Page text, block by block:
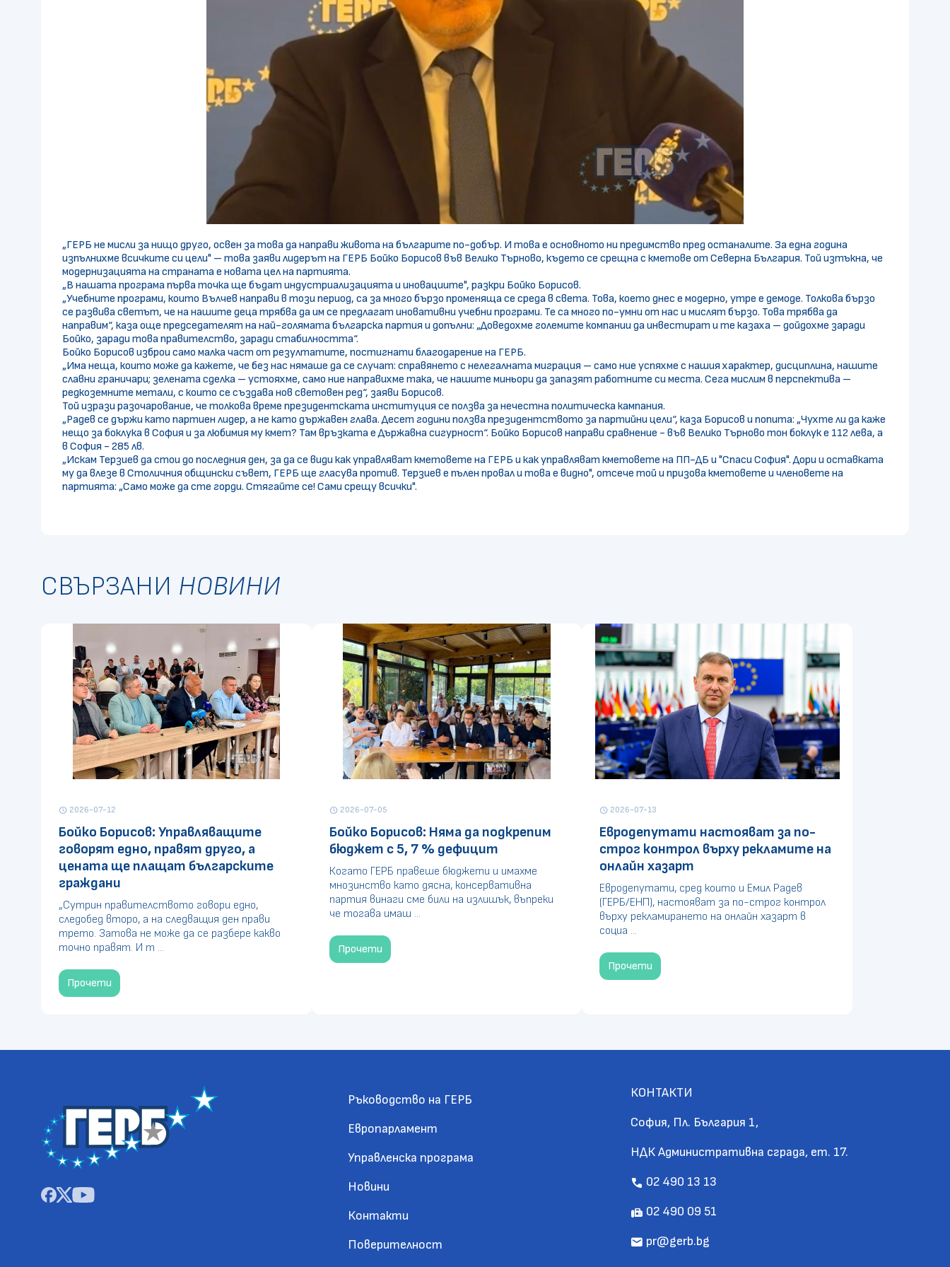
„ГЕРБ не мисли за нищо друго, освен за това да направи живота на българите по-добър. И това е основното ни предимство пред останалите. За една година
изпълнихме всичките си цели" – това заяви лидерът на ГЕРБ Бойко Борисов във Велико Търново, където се срещна с кметове от Северна България. Той изтъкна, че
модернизацията на страната е новата цел на партията.
„В нашата програма първа точка ще бъдат индустриализацията и иновациите", разкри Бойко Борисов.
„Учебните програми, които Вълчев направи в този период, са за много бързо променяща се среда в света. Това, което днес е модерно, утре е демоде. Толкова бързо
се развива светът, че на нашите деца трябва да им се предлагат иновативни учебни програми. Те са много по-умни от нас и мислят бързо. Това трябва да
направим“, каза още председателят на най-голямата българска партия и допълни: „Доведохме големите компании да инвестират и те казаха – дойдохме заради
Бойко, заради това правителство, заради стабилността“.
Бойко Борисов изброи само малка част от резултатите, постигнати благодарение на ГЕРБ.
„Има неща, които може да кажете, че без нас нямаше да се случат: справянето с нелегалната миграция – само ние успяхме с нашия характер, дисциплина, нашите
славни граничари; зелената сделка – устояхме, само ние направихме така, че нашите миньори да запазят работните си места. Сега мислим в перспектива –
редкоземните метали, с които се създава нов световен ред“, заяви Борисов.
Той изрази разочарование, че толкова време президентската институция се ползва за нечестна политическа кампания.
„Радев се държи като партиен лидер, а не като държавен глава. Десет години ползва президентството за партийни цели“, каза Борисов и попита: „Чухте ли да каже
нещо за боклука в София и за любимия му кмет? Там връзката е Държавна сигурност“. Бойко Борисов направи сравнение - във Велико Търново тон боклук е 112 лева, а
в София - 285 лв.
„Искам Терзиев да стои до последния ден, за да се види как управляват кметовете на ГЕРБ и как управляват кметовете на ПП-ДБ и "Спаси София". Дори и оставката
му да влезе в Столичния общински съвет, ГЕРБ ще гласува против. Терзиев е пълен провал и това е видно", отсече той и призова кметовете и членовете на
партията: „Само може да сте горди. Стягайте се! Сами срещу всички".
СВЪРЗАНИ НОВИНИ
schedule2026-07-12
Бойко Борисов: Управляващите
говорят едно, правят друго, а
цената ще плащат българските
граждани
„Сутрин правителството говори едно,
следобед второ, а на следващия ден прави
трето. Затова не може да се разбере какво
точно правят. И т ...
Прочети
schedule2026-07-05
Бойко Борисов: Няма да подкрепим
бюджет с 5, 7 % дефицит
Когато ГЕРБ правеше бюджети и имахме
мнозинство като дясна, консервативна
партия винаги сме били на излишък, въпреки
че тогава имаш ...
Прочети
schedule 2026-07-13
Евродепутати настояват за по-
строг контрол върху рекламите на
онлайн хазарт
Евродепутати, сред които и Емил Радев
(ГЕРБ/ЕНП), настояват за по-строг контрол
върху рекламирането на онлайн хазарт в
социа ...
Прочети
Ръководство на ГЕРБ
Европарламент
Управленска програма
Новини
Контакти
Поверителност
КОНТАКТИ
София, Пл. България 1,
НДК Административна сграда, ет. 17.
call 02 490 13 13
fax 02 490 09 51
mail pr@gerb.bg